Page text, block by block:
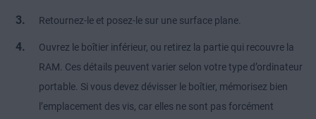
Retournez-le et posez-le sur une surface plane.
Ouvrez le boîtier inférieur, ou retirez la partie qui recouvre la
RAM. Ces détails peuvent varier selon votre type d’ordinateur
portable. Si vous devez dévisser le boîtier, mémorisez bien
l’emplacement des vis, car elles ne sont pas forcément